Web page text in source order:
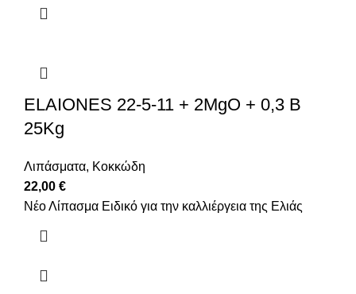
ELAIONES 22-5-11 + 2MgO + 0,3 B
25Kg
Λιπάσματα, Κοκκώδη
22,00 €
Νέο Λίπασμα Ειδικό για την καλλιέργεια της Ελιάς